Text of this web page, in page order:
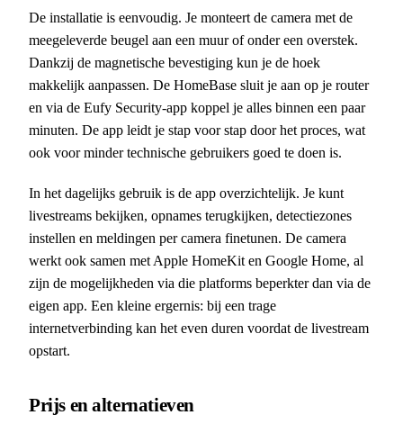
De installatie is eenvoudig. Je monteert de camera met de
meegeleverde beugel aan een muur of onder een overstek.
Dankzij de magnetische bevestiging kun je de hoek
makkelijk aanpassen. De HomeBase sluit je aan op je router
en via de Eufy Security-app koppel je alles binnen een paar
minuten. De app leidt je stap voor stap door het proces, wat
ook voor minder technische gebruikers goed te doen is.
In het dagelijks gebruik is de app overzichtelijk. Je kunt
livestreams bekijken, opnames terugkijken, detectiezones
instellen en meldingen per camera finetunen. De camera
werkt ook samen met Apple HomeKit en Google Home, al
zijn de mogelijkheden via die platforms beperkter dan via de
eigen app. Een kleine ergernis: bij een trage
internetverbinding kan het even duren voordat de livestream
opstart.
Prijs en alternatieven